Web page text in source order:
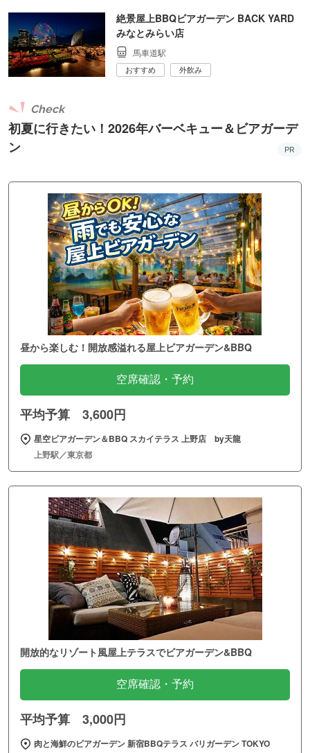
絶景屋上BBQビアガーデン BACK YARD
みなとみらい店
馬車道駅
おすすめ 外飲み
初夏に行きたい！2026年バーベキュー＆ビアガーデ
ン
Check
PR
昼から楽しむ！開放感溢れる屋上ビアガーデン&BBQ
空席確認・予約
平均予算 3,600円
星空ビアガーデン＆BBQ スカイテラス 上野店 by天龍
上野駅／東京都
開放的なリゾート風屋上テラスでビアガーデン&BBQ
空席確認・予約
平均予算 3,000円
肉と海鮮のビアガーデン 新宿BBQテラス バリガーデン TOKYO